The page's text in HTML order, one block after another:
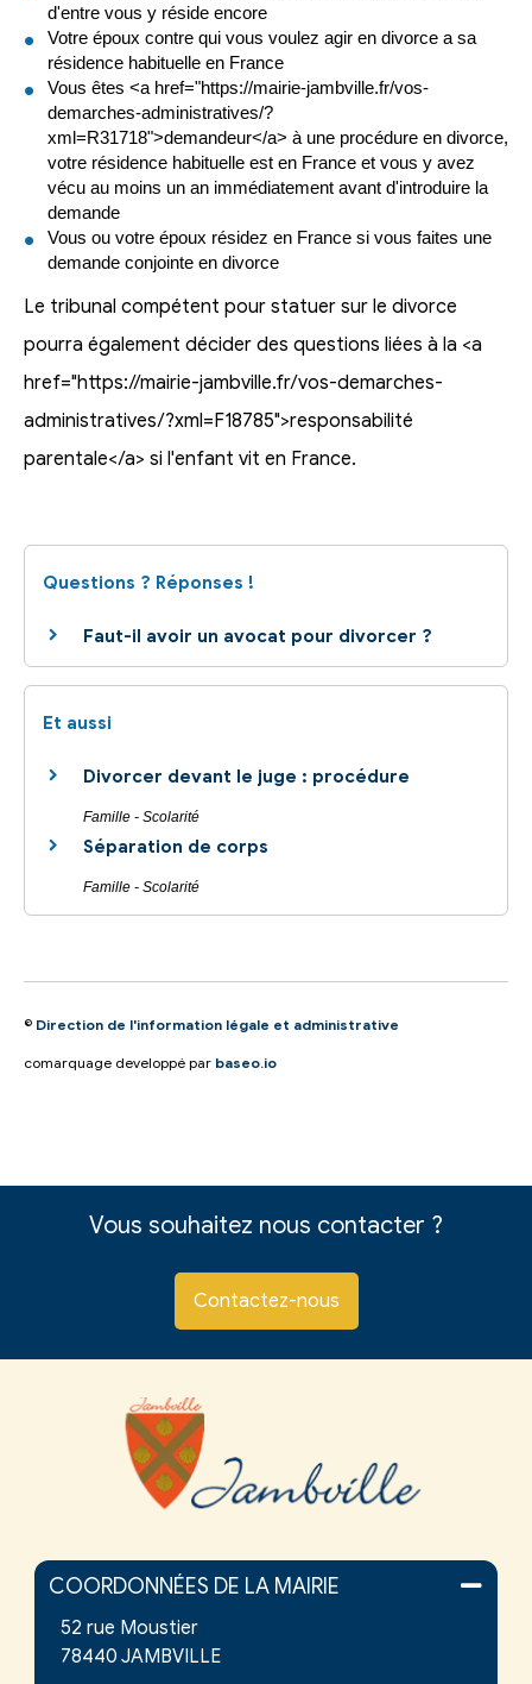
d'entre vous y réside encore
Votre époux contre qui vous voulez agir en divorce a sa
résidence habituelle en France
Vous êtes <a href="https://mairie-jambville.fr/vos-
demarches-administratives/?
xml=R31718">demandeur</a> à une procédure en divorce,
votre résidence habituelle est en France et vous y avez
vécu au moins un an immédiatement avant d'introduire la
demande
Vous ou votre époux résidez en France si vous faites une
demande conjointe en divorce
Le tribunal compétent pour statuer sur le divorce
pourra également décider des questions liées à la <a
href="https://mairie-jambville.fr/vos-demarches-
administratives/?xml=F18785">responsabilité
parentale</a> si l'enfant vit en France.
Questions ? Réponses !
Faut-il avoir un avocat pour divorcer ?
Et aussi
Divorcer devant le juge : procédure
Famille - Scolarité
Séparation de corps
Famille - Scolarité
© Direction de l'information légale et administrative
comarquage developpé par baseo.io
Vous souhaitez nous contacter ?
Contactez-nous
COORDONNÉES DE LA MAIRIE
52 rue Moustier
78440 JAMBVILLE